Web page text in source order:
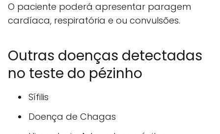
O paciente poderá apresentar paragem
cardíaca, respiratória e ou convulsões.
Outras doenças detectadas
no teste do pézinho
Sífilis
Doença de Chagas